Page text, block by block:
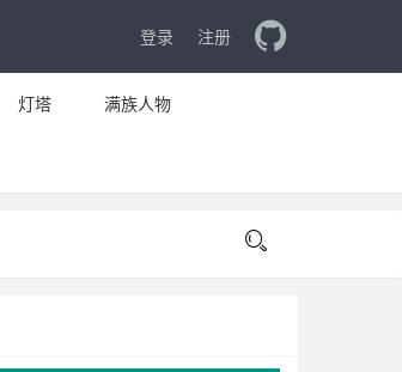
登录 注册
灯塔 满族人物
